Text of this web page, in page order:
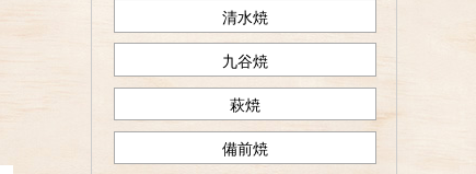
清水焼
九谷焼
萩焼
備前焼